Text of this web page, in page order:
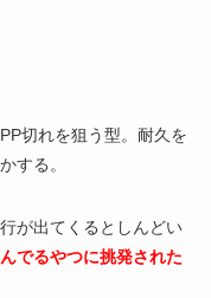
切れを狙う型。耐久を
する。
が出てくるとしんどい
でるやつに挑発された